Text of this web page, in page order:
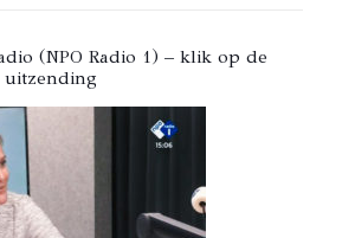
(NPO Radio 1) – klik op de